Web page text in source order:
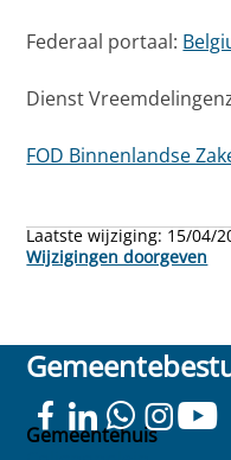
Federaal portaal:
Dienst
FOD Binnenlandse
Laatste wijziging: 15/04/
Wijzigingen doorgeven
Gemeentehuis